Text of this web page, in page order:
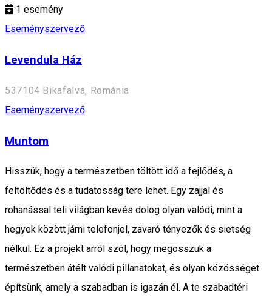
1 esemény
Eseményszervező
Levendula Ház
537104 Bikafalva, Románia
Eseményszervező
Muntom
Hisszük, hogy a természetben töltött idő a fejlődés, a
feltöltődés és a tudatosság tere lehet. Egy zajjal és
rohanással teli világban kevés dolog olyan valódi, mint a
hegyek között járni telefonjel, zavaró tényezők és sietség
nélkül. Ez a projekt arról szól, hogy megosszuk a
természetben átélt valódi pillanatokat, és olyan közösséget
építsünk, amely a szabadban is igazán él. A te szabadtéri